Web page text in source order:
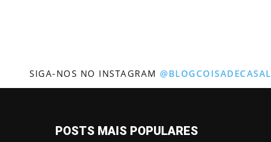
SIGA-NOS NO INSTAGRAM@BLOGCOISADECASAL
POSTS MAIS POPULARES